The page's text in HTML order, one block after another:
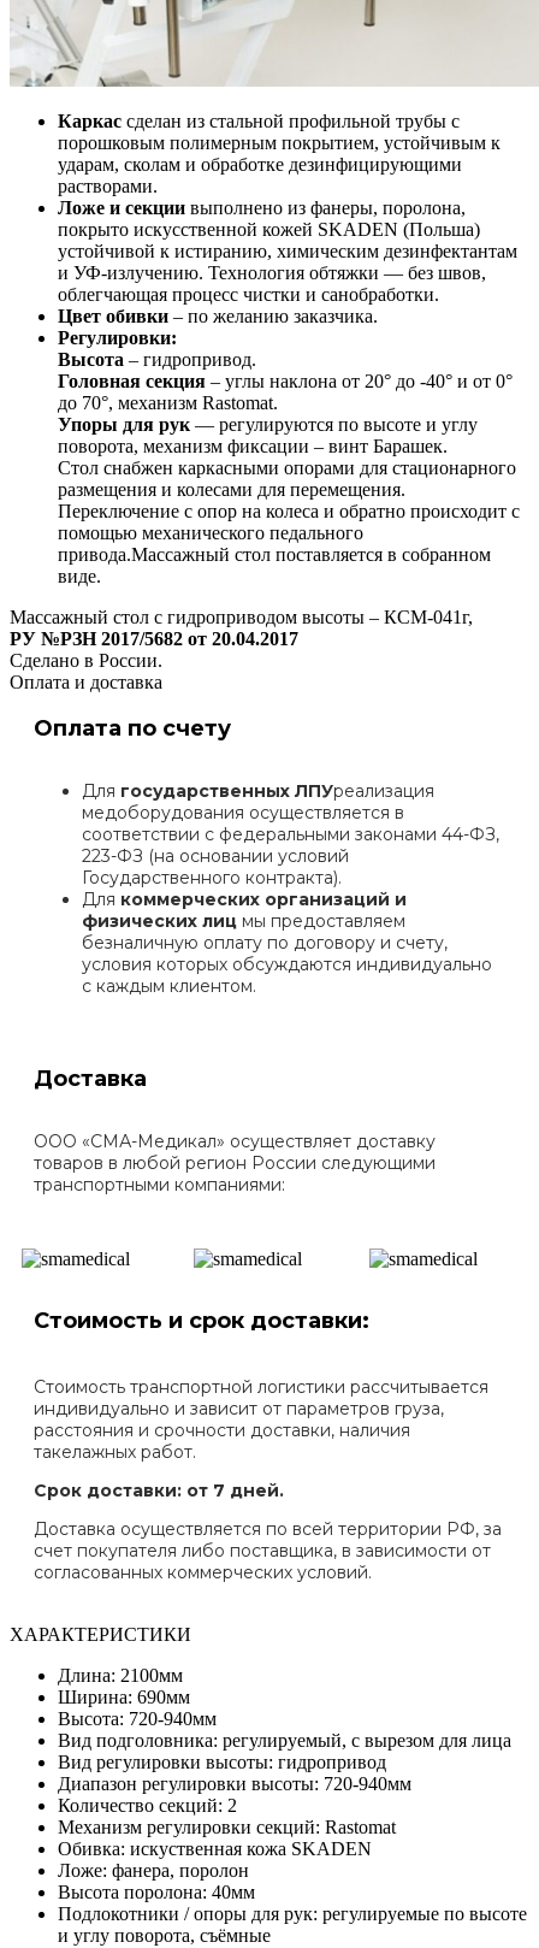
Каркас сделан из стальной профильной трубы с
порошковым полимерным покрытием, устойчивым к
ударам, сколам и обработке дезинфицирующими
растворами.
Ложе и секции выполнено из фанеры, поролона,
покрыто искусственной кожей SKADEN (Польша)
устойчивой к истиранию, химическим дезинфектантам
и УФ-излучению. Технология обтяжки — без швов,
облегчающая процесс чистки и санобработки.
Цвет обивки – по желанию заказчика.
Регулировки:
Высота – гидропривод.
Головная секция – углы наклона от 20° до -40° и от 0°
до 70°, механизм Rastomat.
Упоры для рук — регулируются по высоте и углу
поворота, механизм фиксации – винт Барашек.
Стол снабжен каркасными опорами для стационарного
размещения и колесами для перемещения.
Переключение с опор на колеса и обратно происходит с
помощью механического педального
привода.Массажный стол поставляется в собранном
виде.
Массажный стол с гидроприводом высоты – КСМ-041г,
РУ №РЗН 2017/5682 от 20.04.2017
Сделано в России.
Оплата и доставка
Оплата по счету
Для государственных ЛПУреализация
медоборудования осуществляется в
соответствии с федеральными законами 44-ФЗ,
223-ФЗ (на основании условий
Государственного контракта).
Для коммерческих организаций и
физических лиц мы предоставляем
безналичную оплату по договору и счету,
условия которых обсуждаются индивидуально
с каждым клиентом.
Доставка
ООО «СМА-Медикал» осуществляет доставку
товаров в любой регион России следующими
транспортными компаниями:
Стоимость и срок доставки:
Стоимость транспортной логистики рассчитывается
индивидуально и зависит от параметров груза,
расстояния и срочности доставки, наличия
такелажных работ.
Срок доставки: от 7 дней.
Доставка осуществляется по всей территории РФ, за
счет покупателя либо поставщика, в зависимости от
согласованных коммерческих условий.
ХАРАКТЕРИСТИКИ
Длина: 2100мм
Ширина: 690мм
Высота: 720-940мм
Вид подголовника: регулируемый, с вырезом для лица
Вид регулировки высоты: гидропривод
Диапазон регулировки высоты: 720-940мм
Количество секций: 2
Механизм регулировки секций: Rastomat
Обивка: искуственная кожа SKADEN
Ложе: фанера, поролон
Высота поролона: 40мм
Подлокотники / опоры для рук: регулируемые по высоте
и углу поворота, съёмные